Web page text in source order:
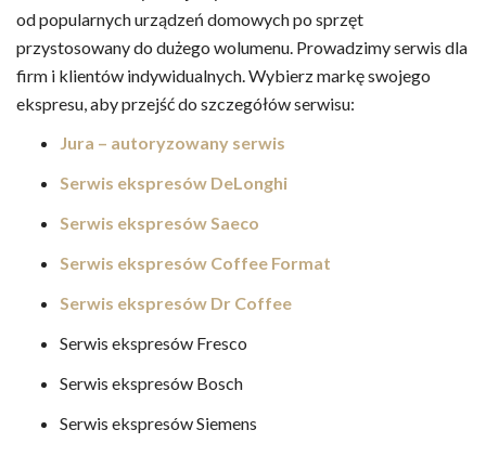
od popularnych urządzeń domowych po sprzęt
przystosowany do dużego wolumenu. Prowadzimy serwis dla
firm i klientów indywidualnych. Wybierz markę swojego
ekspresu, aby przejść do szczegółów serwisu:
Jura – autoryzowany serwis
Serwis ekspresów DeLonghi
Serwis ekspresów Saeco
Serwis ekspresów Coffee Format
Serwis ekspresów Dr Coffee
Serwis ekspresów Fresco
Serwis ekspresów Bosch
Serwis ekspresów Siemens